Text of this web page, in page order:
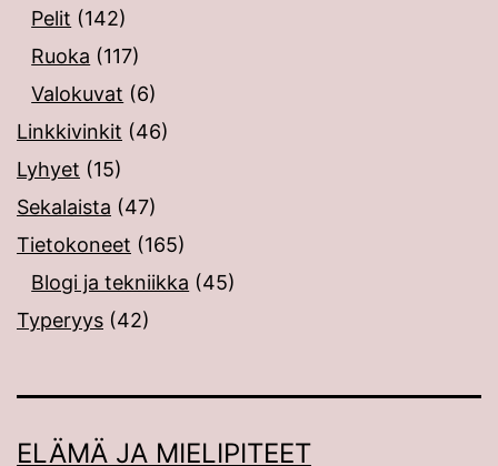
Pelit (142)
Ruoka (117)
Valokuvat (6)
Linkkivinkit (46)
Lyhyet (15)
Sekalaista (47)
Tietokoneet (165)
Blogi ja tekniikka (45)
Typeryys (42)
ELÄMÄ JA MIELIPITEET